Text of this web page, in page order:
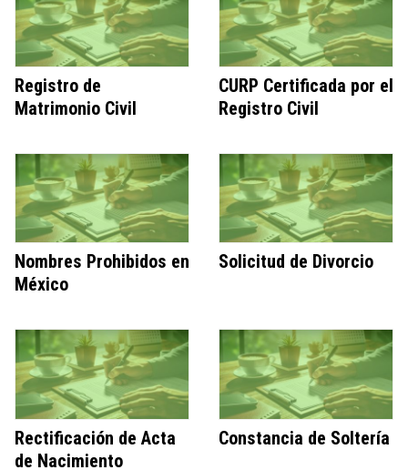
Registro de
Matrimonio Civil
CURP Certificada por el
Registro Civil
Nombres Prohibidos en
México
Solicitud de Divorcio
Rectificación de Acta
de Nacimiento
Constancia de Soltería